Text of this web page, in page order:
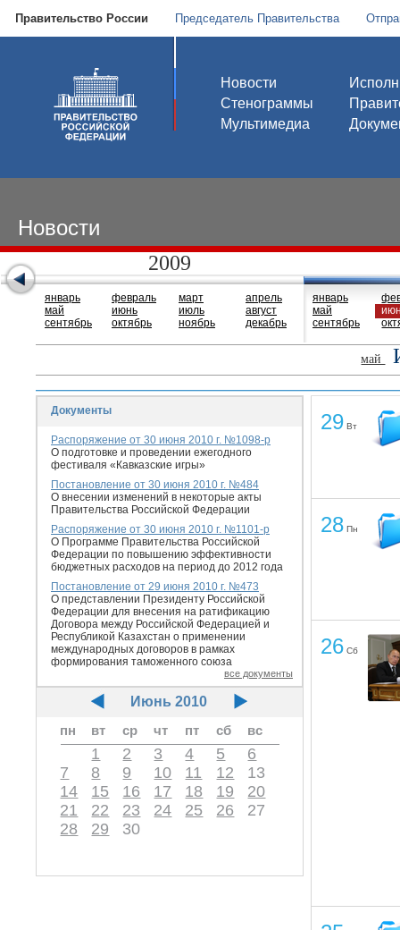
Правительство России Председатель Правительства
Новости
Стенограммы
Мультимедиа
Новости
2009
январь
май
сентябрь
февраль
июнь
октябрь
март
июль
ноябрь
апрель
август
декабрь
январь
май
сентябрь
май
Документы
Распоряжение от 30 июня 2010 г. №1098-р
О подготовке и проведении ежегодного
фестиваля «Кавказские игры»
Постановление от 30 июня 2010 г. №484
О внесении изменений в некоторые акты
Правительства Российской Федерации
Распоряжение от 30 июня 2010 г. №1101-р
О Программе Правительства Российской
Федерации по повышению эффективности
бюджетных расходов на период до 2012 года
Постановление от 29 июня 2010 г. №473
О представлении Президенту Российской
Федерации для внесения на ратификацию
Договора между Российской Федерацией и
Республикой Казахстан о применении
международных договоров в рамках
формирования таможенного союза
все документы
Июнь 2010
пн
вт ср чт пт сб вс
1 2 3 4 5
6
7
8 9 10 11 12
13
14
15 16 17 18 19
20
21
22 23 24 25 26
27
28
29 30
29 Вт
28 Пн
26 Сб